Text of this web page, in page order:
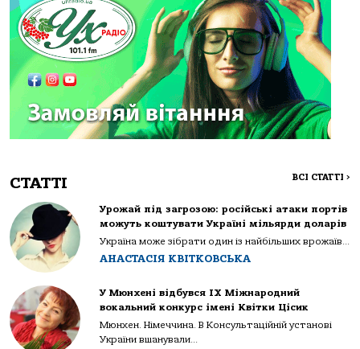
СТАТТІ ВСІ СТАТТІ >
Урожай під загрозою: російські атаки портів
можуть коштувати Україні мільярди доларів
Україна може зібрати один із найбільших врожаїв...
АНАСТАСІЯ КВІТКОВСЬКА
У Мюнхені відбувся IX Міжнародний
вокальний конкурс імені Квітки Цісик
Мюнхен. Німеччина. В Консультаційній установі
України вшанували...